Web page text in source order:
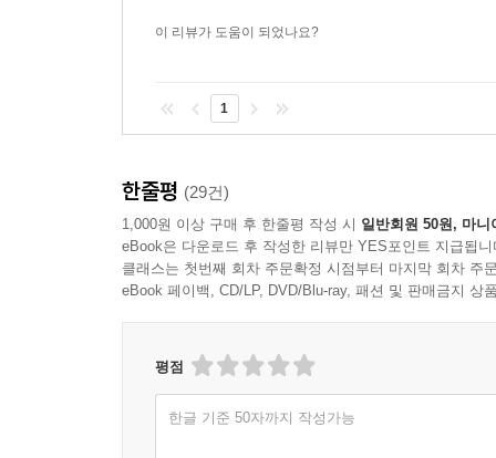
이 리뷰가 도움이 되었나요?
1
한줄평 (29건)
1,000원 이상 구매 후 한줄평 작성 시 일반회원 50원, 마니
eBook은 다운로드 후 작성한 리뷰만 YES포인트 지급됩니
클래스는 첫번째 회차 주문확정 시점부터 마지막 회차 주
eBook 페이백, CD/LP, DVD/Blu-ray, 패션 및 판매금지 상
평점
한글 기준 50자까지 작성가능